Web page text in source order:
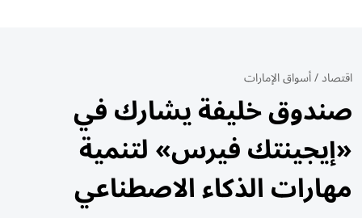
اقتصاد/أسواق الإمارات
صندوق خليفة يشارك في
«إيجينتك فيرس» لتنمية
مهارات الذكاء الاصطناعي